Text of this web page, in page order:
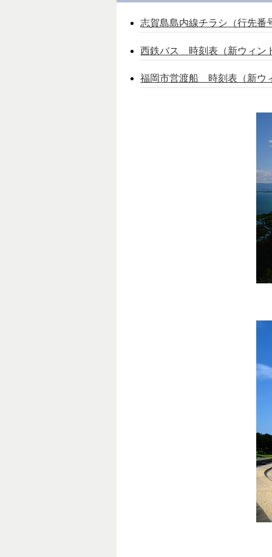
志賀島島内線チラシ（行先番
西鉄バス 時刻表（新ウィン
福岡市営渡船 時刻表（新ウ